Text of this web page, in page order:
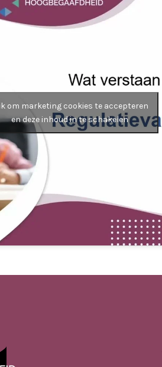
om marketing cookies te accepteren
en deze inhoud in te schakelen